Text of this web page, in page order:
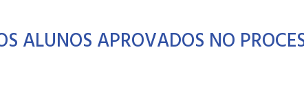
ALUNOS APROVADOS NO